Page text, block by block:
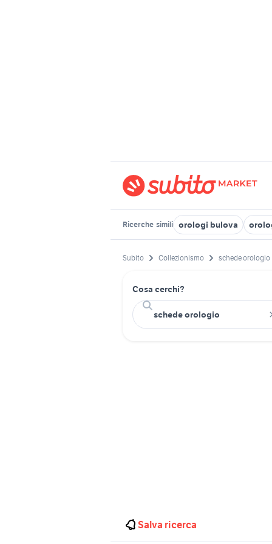
Ricerche simili orologi bulova
Subito Collezionismo schede orologio
Cosa cerchi?
Salva ricerca